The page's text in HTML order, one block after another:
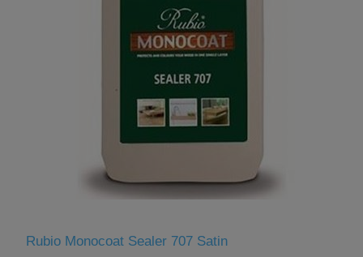
Rubio Monocoat Sealer 707 Satin